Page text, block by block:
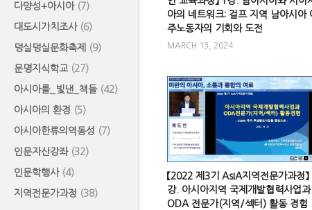
다양성+아시아 (7)
대도시가치조사 (6)
덩실덩실문화축제 (9)
문명지식학교 (27)
아시아를_빛낸_책들 (42)
아시아의 환경 (5)
아시아한류의역동성 (7)
인문자산강좌 (32)
인문학행사 (4)
지역전문가과정 (38)
아의 네트워크: 걸프 지역 남아시아
주노동자의 기회와 도전
MARCH 13, 2024
【2022 제3기 AsIA지역전문가과정】
강. 아시아지역 국제개발협력사업과
ODA 전문가(지역/섹터) 활동 경험